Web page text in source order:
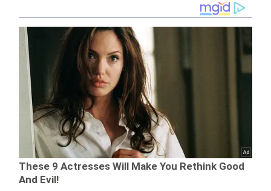
de negăsit!